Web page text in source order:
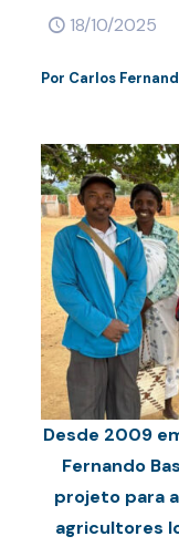
18/10/2025
Por Carlos
Desde 2009
Fernando
projeto para
agricultores